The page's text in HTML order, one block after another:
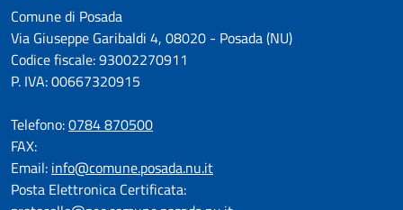
Comune di Posada
Via Giuseppe Garibaldi 4, 08020 - Posada (NU)
Codice fiscale: 93002270911
P. IVA: 00667320915
Telefono:0784 870500
FAX:
Email: info@comune.posada.nu.it
Posta Elettronica Certificata: